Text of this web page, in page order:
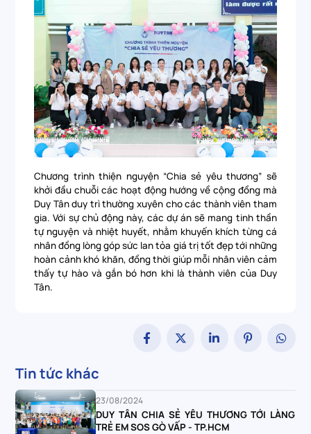
Chương trình thiện nguyện “Chia sẻ yêu thương” sẽ
khởi đầu chuỗi các hoạt động hướng về cộng đồng mà
Duy Tân duy trì thường xuyên cho các thành viên tham
gia. Với sự chủ động này, các dự án sẽ mang tinh thần
tự nguyện và nhiệt huyết, nhằm khuyến khích từng cá
nhân đồng lòng góp sức lan tỏa giá trị tốt đẹp tới những
hoàn cảnh khó khăn, đồng thời giúp mỗi nhân viên cảm
thấy tự hào và gắn bó hơn khi là thành viên của Duy
Tân.
Tin tức khác
23/08/2024
DUY TÂN CHIA SẺ YÊU THƯƠNG TỚI LÀNG
TRẺ EM SOS GÒ VẤP - TP.HCM